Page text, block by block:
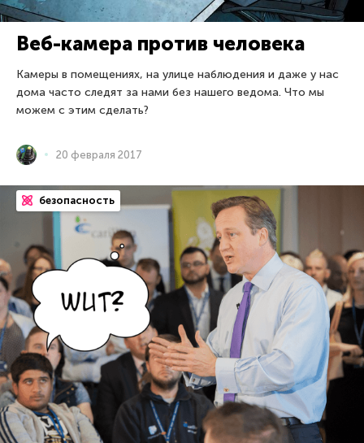
Веб-камера против человека
Камеры в помещениях, на улице наблюдения и даже у нас
дома часто следят за нами без нашего ведома. Что мы
можем с этим сделать?
20 февраля 2017
безопасность